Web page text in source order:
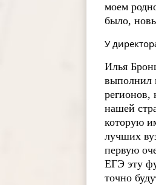
моем
было,
У
Илья
выполнил
регионов,
нашей
которую
лучших
первую
ЕГЭ эту
точно